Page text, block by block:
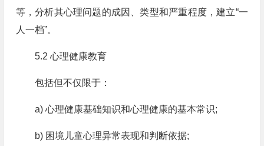
等，分析其心理问题的成因、类型和严重程度，建立“一
人一档”。
5.2 心理健康教育
包括但不仅限于：
a) 心理健康基础知识和心理健康的基本常识;
b) 困境儿童心理异常表现和判断依据;